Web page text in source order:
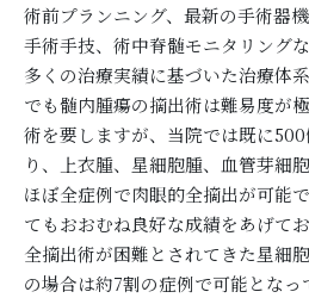
術前プランニング、最新の手術器
手術手技、術中脊髄モニタリング
多くの治療実績に基づいた治療体
でも髄内腫瘍の摘出術は難易度が
術を要しますが、当院では既に
り、上衣腫、星細胞腫、血管芽細
ほぼ全症例で肉眼的全摘出が可能
てもおおむね良好な成績をあげて
全摘出術が困難とされてきた星細
の場合は約7割の症例で可能とな